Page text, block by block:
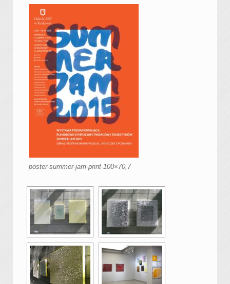
poster-summer-jam-print-100×70,7